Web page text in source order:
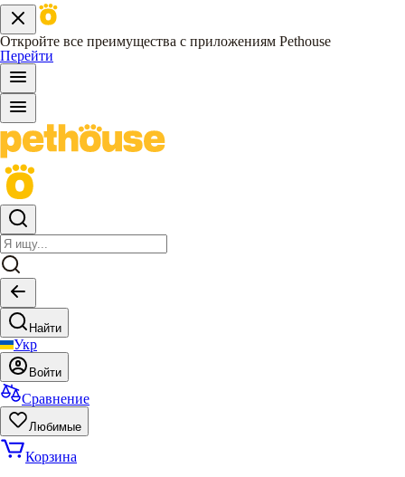
Откройте все преимущества с приложениям Pethouse
Перейти
Найти
Укр
Войти
Сравнение
Любимые
Корзина